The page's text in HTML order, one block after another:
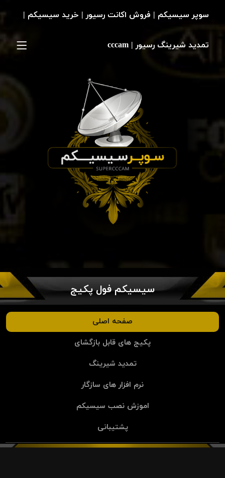
سیسیکم فول پکیج
صفحه اصلی
پکیج های قابل بازگشای
تمدید شیرینگ
نرم افزار های سازگار
اموزش نصب سیسیکم
پشتیبانی
سوپر سیسیکم | فروش اکانت رسیور | خرید سیسیکم |
تمدید شیرینگ رسیور | cccam